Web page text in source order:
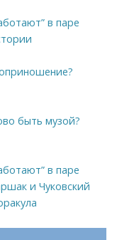
в паре
быть музой?
в паре
и Чуковский